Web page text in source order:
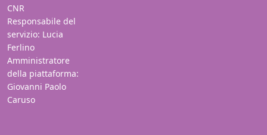
CNR
Responsabile del
servizio: Lucia
Ferlino
Amministratore
della piattaforma:
Giovanni Paolo
Caruso